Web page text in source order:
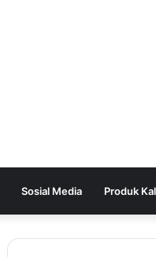
Sosial Media Produk